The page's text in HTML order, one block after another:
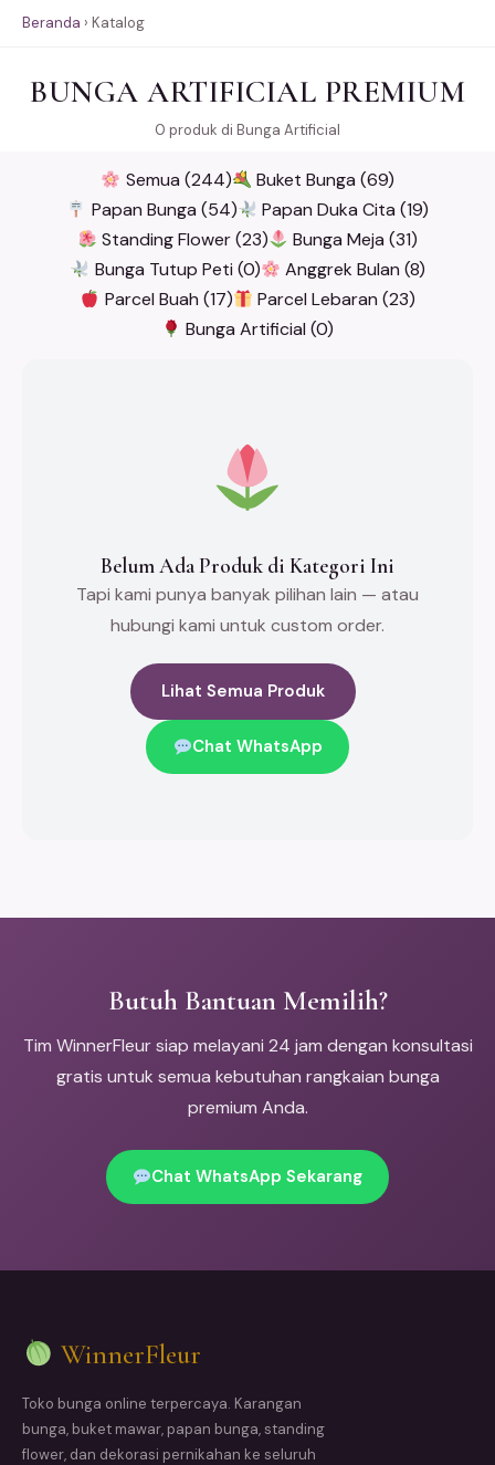
Beranda › Katalog
BUNGA ARTIFICIAL PREMIUM
0 produk di Bunga Artificial
Semua (244)
Buket Bunga (69)
Papan Bunga (54)
Papan Duka Cita (19)
Standing Flower (23)
Bunga Meja (31)
Bunga Tutup Peti (0)
Anggrek Bulan (8)
Parcel Buah (17)
Parcel Lebaran (23)
Bunga Artificial (0)
Belum Ada Produk di Kategori Ini
Tapi kami punya banyak pilihan lain — atau
hubungi kami untuk custom order.
Lihat Semua Produk
Chat WhatsApp
Butuh Bantuan Memilih?
Tim WinnerFleur siap melayani 24 jam dengan konsultasi
gratis untuk semua kebutuhan rangkaian bunga
premium Anda.
Chat WhatsApp Sekarang
WinnerFleur
Toko bunga online terpercaya. Karangan
bunga, buket mawar, papan bunga, standing
flower, dan dekorasi pernikahan ke seluruh